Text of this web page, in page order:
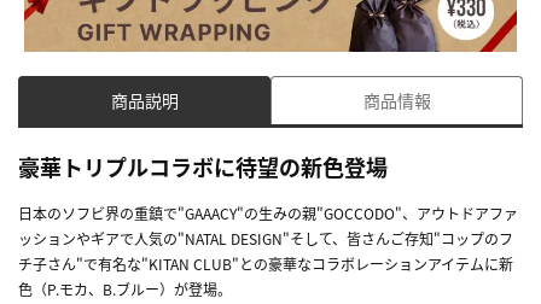
商品説明 商品情報
豪華トリプルコラボに待望の新色登場
日本のソフビ界の重鎮で"GAAACY"の生みの親"GOCCODO"、アウトドアファ
ッションやギアで人気の"NATAL DESIGN"そして、皆さんご存知"コップのフ
チ子さん"で有名な"KITAN CLUB"との豪華なコラボレーションアイテムに新
色（P.モカ、B.ブルー）が登場。